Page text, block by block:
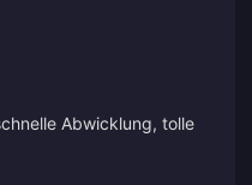
Abwicklung, tolle